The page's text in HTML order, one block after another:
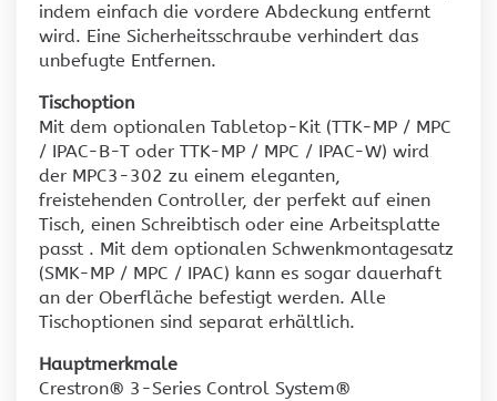
indem einfach die vordere Abdeckung entfernt
wird. Eine Sicherheitsschraube verhindert das
unbefugte Entfernen.
Tischoption
Mit dem optionalen Tabletop-Kit (TTK-MP / MPC
/ IPAC-B-T oder TTK-MP / MPC / IPAC-W) wird
der MPC3-302 zu einem eleganten,
freistehenden Controller, der perfekt auf einen
Tisch, einen Schreibtisch oder eine Arbeitsplatte
passt . Mit dem optionalen Schwenkmontagesatz
(SMK-MP / MPC / IPAC) kann es sogar dauerhaft
an der Oberfläche befestigt werden. Alle
Tischoptionen sind separat erhältlich.
Hauptmerkmale
Crestron® 3-Series Control System®